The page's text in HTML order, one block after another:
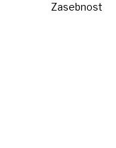
Zasebnost